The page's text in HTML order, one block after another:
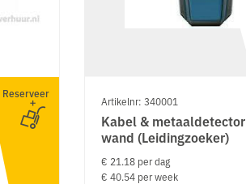
Reserveer
Artikelnr: 340001
Kabel & metaaldetector
wand (Leidingzoeker)
€ 21.18 per dag
€ 40.54 per week